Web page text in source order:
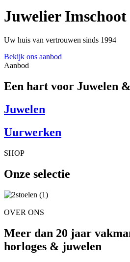
Juwelier Imschoot
Uw huis van vertrouwen sinds 1994
Bekijk ons aanbod
Aanbod
Een hart voor Juwelen
Juwelen
Uurwerken
SHOP
Onze selectie
OVER ONS
Meer dan 20 jaar
horloges & juwelen